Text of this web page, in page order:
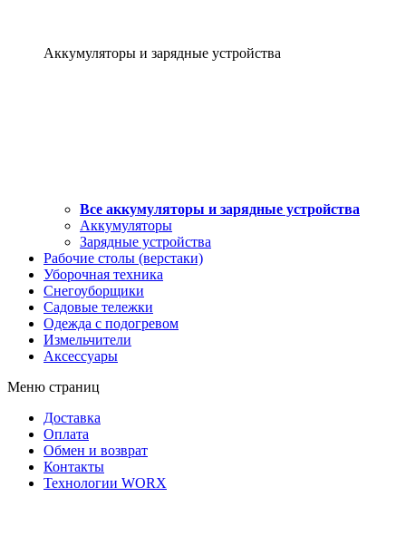
Аккумуляторы и зарядные устройства
Все аккумуляторы и зарядные устройства
Аккумуляторы
Зарядные устройства
Рабочие столы (верстаки)
Уборочная техника
Снегоуборщики
Садовые тележки
Одежда с подогревом
Измельчители
Аксессуары
Меню страниц
Доставка
Оплата
Обмен и возврат
Контакты
Технологии WORX